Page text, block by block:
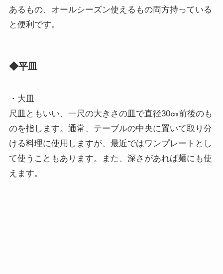
あるもの、オールシーズン使えるもの両方持っている
と便利です。
◆平皿
・大皿
尺皿ともいい、一尺の大きさの皿で直径30㎝前後のも
のを指します。通常、テーブルの中央に置いて取り分
ける料理に使用しますが、最近ではワンプレートとし
て使うこともあります。また、深さがあれば麺にも使
えます。